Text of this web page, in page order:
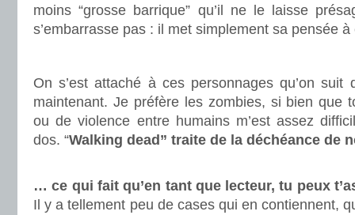
moins “grosse barrique” qu’il ne le laisse
s’embarrasse pas : il met simplement sa pensée
On s’est attaché à ces personnages qu’on suit
maintenant. Je préfère les zombies, si bien que
ou de violence entre humains m’est assez
dos. “Walking dead” traite de la déchéance de
… ce qui fait qu’en tant que lecteur, tu peux
Il y a tellement peu de cases qui en contiennent,